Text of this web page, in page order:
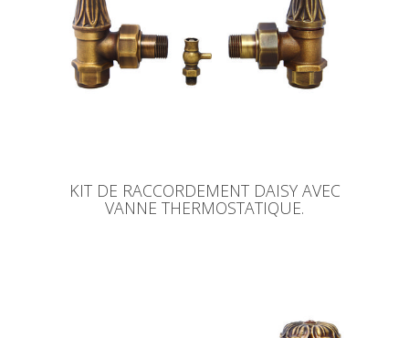
KIT DE RACCORDEMENT DAISY AVEC
VANNE THERMOSTATIQUE.